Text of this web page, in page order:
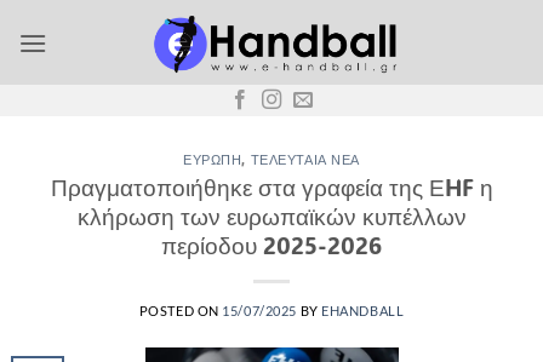
στο
ΕΥΡΏΠΗ, ΤΕΛΕΥΤΑΊΑ ΝΈΑ
Πραγματοποιήθηκε στα γραφεία της ΕHF η
κλήρωση των ευρωπαϊκών κυπέλλων
περίοδου 2025-2026
POSTED ON 15/07/2025 BY EHANDBALL